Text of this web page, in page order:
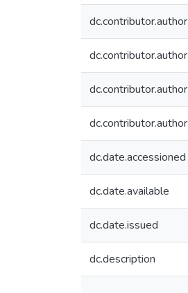
dc.contributor.author
dc.contributor.author
dc.contributor.author
dc.contributor.author
dc.date.accessioned
dc.date.available
dc.date.issued
dc.description